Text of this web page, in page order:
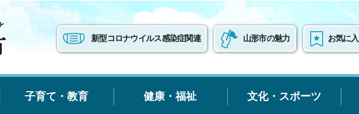
新型コロナウイルス感染症関連 山形市の魅力 お気に
子育て・教育 健康・福祉 文化・スポーツ